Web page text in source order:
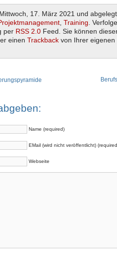
17. März 2021 und
, Training.
per RSS 2.0 Feed. Sie können
einen Trackback von Ihrer
Name (required)
EMail (wird nicht veröffentlicht)
Webseite